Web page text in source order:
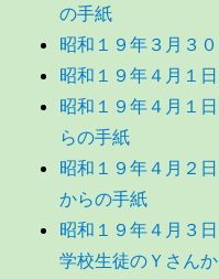
の手紙
昭和１９年３月３
昭和１９年４月１
昭和１９年４月１
らの手紙
昭和１９年４月２
からの手紙
昭和１９年４月３
学校生徒のＹさん